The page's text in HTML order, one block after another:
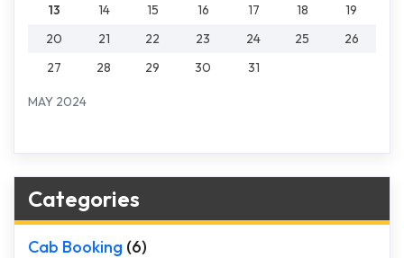
MAY 2024
13
14 15 16 17 18
19
20
21 22 23 24 25
26
27
28 29 30 31
Categories
Cab Booking (6)